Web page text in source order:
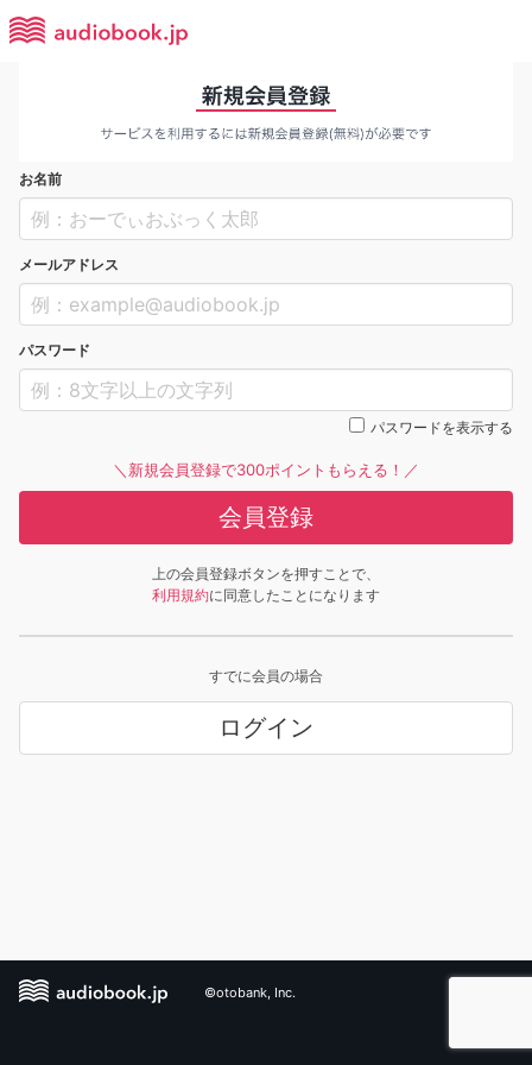
お名前
メールアドレス
パスワード
パスワードを表示する
＼新規会員登録で300ポイントもらえる！／
会員登録
上の会員登録ボタンを押すことで、
利用規約に同意したことになります
すでに会員の場合
ログイン
©otobank, Inc.